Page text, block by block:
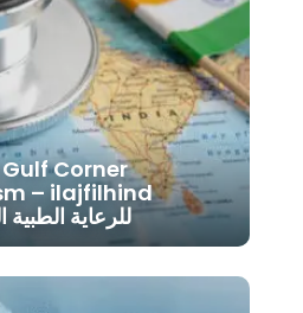
– ilajfilhind
للرعاية الطبية